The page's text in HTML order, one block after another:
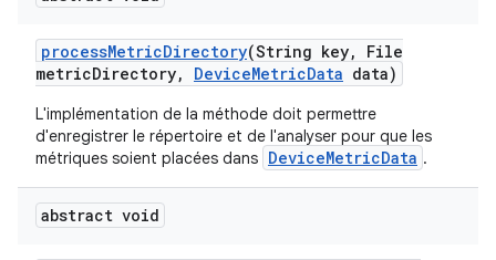
processMetricDirectory(String key,
File
metricDirectory, DeviceMetricData data)
L'implémentation de la méthode doit permettre
d'enregistrer le répertoire et de l'analyser pour que les
métriques soient placées dans DeviceMetricData .
abstract void